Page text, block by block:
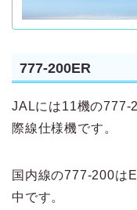
777-200ER
JALには11機の777-
際線仕様機です。
国内線の777-200は
中です。